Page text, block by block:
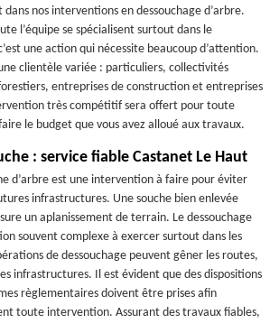
nos interventions en dessouchage d’arbre.
l’équipe se spécialisent surtout dans le
une action qui nécessite beaucoup d’attention.
clientèle variée : particuliers, collectivités
entreprises de construction et entreprises
très compétitif sera offert pour toute
le budget que vous avez alloué aux travaux.
: service fiable Castanet Le Haut
d’arbre est une intervention à faire pour éviter
infrastructures. Une souche bien enlevée
un aplanissement de terrain. Le dessouchage
souvent complexe à exercer surtout dans les
de dessouchage peuvent gêner les routes,
infrastructures. Il est évident que des dispositions
règlementaires doivent être prises afin
toute intervention. Assurant des travaux fiables,